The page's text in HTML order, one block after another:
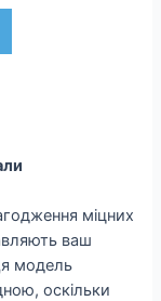
міцних
ваш
модель
оскільки